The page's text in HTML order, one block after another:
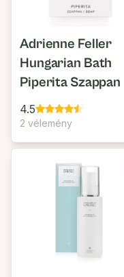
Adrienne Feller
Hungarian Bath
Piperita Szappan
4.5
2 vélemény